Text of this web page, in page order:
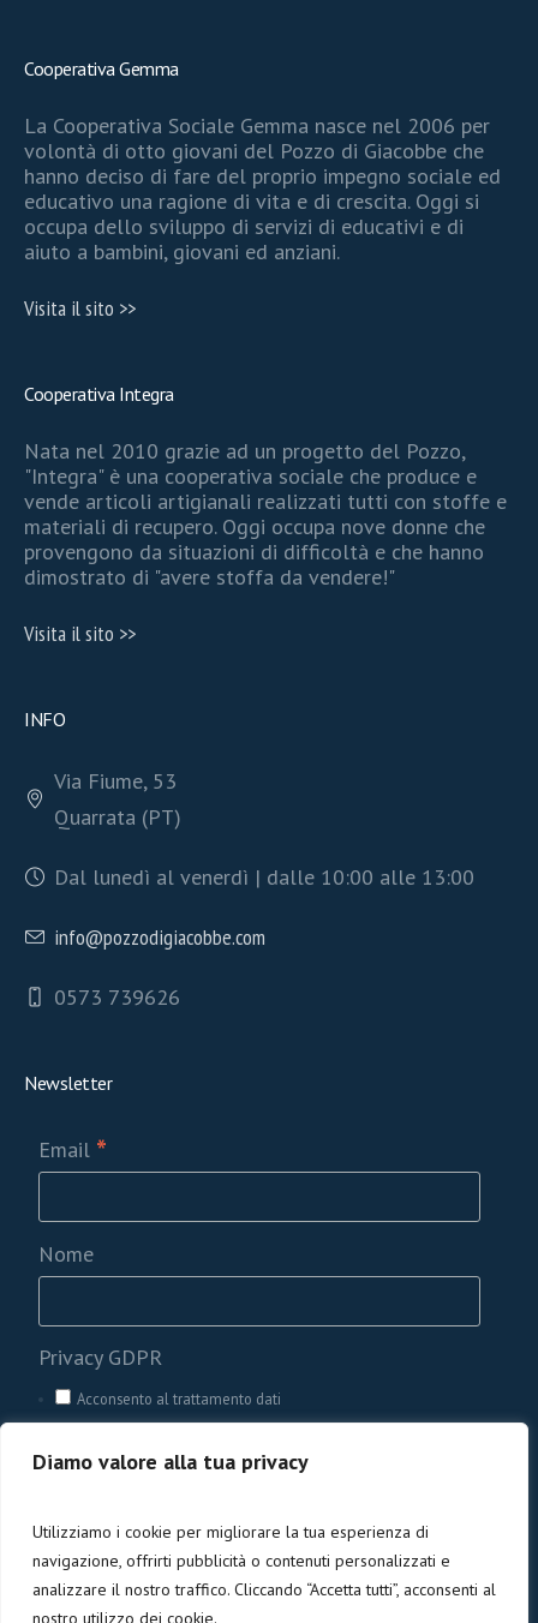
Diamo valore alla tua privacy
Utilizziamo i cookie per migliorare la tua esperienza di
navigazione, offrirti pubblicità o contenuti personalizzati e
analizzare il nostro traffico. Cliccando “Accetta tutti”, acconsenti al
nostro utilizzo dei cookie.
Cooperativa Gemma
La Cooperativa Sociale Gemma nasce nel 2006 per
volontà di otto giovani del Pozzo di Giacobbe che
hanno deciso di fare del proprio impegno sociale ed
educativo una ragione di vita e di crescita. Oggi si
occupa dello sviluppo di servizi di educativi e di
aiuto a bambini, giovani ed anziani.
Visita il sito >>
Cooperativa Integra
Nata nel 2010 grazie ad un progetto del Pozzo,
"Integra" è una cooperativa sociale che produce e
vende articoli artigianali realizzati tutti con stoffe e
materiali di recupero. Oggi occupa nove donne che
provengono da situazioni di difficoltà e che hanno
dimostrato di "avere stoffa da vendere!"
Visita il sito >>
INFO
Via Fiume, 53
Quarrata (PT)
Dal lunedì al venerdì | dalle 10:00 alle 13:00
info@pozzodigiacobbe.com
0573 739626
Newsletter
Email *
Nome
Privacy GDPR
Acconsento al trattamento dati